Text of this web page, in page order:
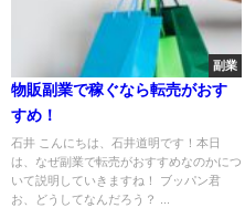
副業
物販副業で稼ぐなら転売がおす
すめ！
石井 こんにちは、石井道明です！本日
は、なぜ副業で転売がおすすめなのかにつ
いて説明していきますね！ ブッパン君
お、どうしてなんだろう？ ...